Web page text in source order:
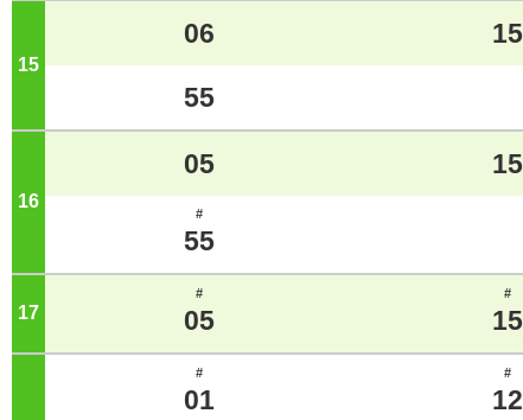
15 ジ
06 15
55
16 ジ
05 15
#
55
17
#
05
#
15
#
01
#
12